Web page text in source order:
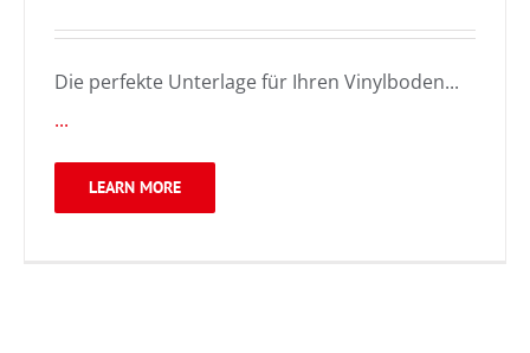
Die perfekte Unterlage für Ihren Vinylboden...
...
LEARN MORE